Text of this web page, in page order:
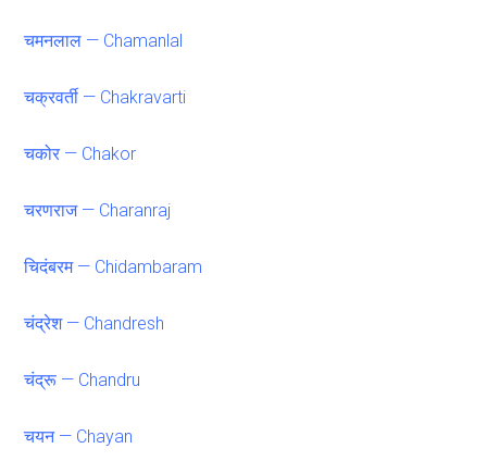
चमनलाल — Chamanlal
चक्रवर्ती — Chakravarti
चकोर — Chakor
चरणराज — Charanraj
चिदंबरम — Chidambaram
चंद्रेश — Chandresh
चंद्रू — Chandru
चयन — Chayan